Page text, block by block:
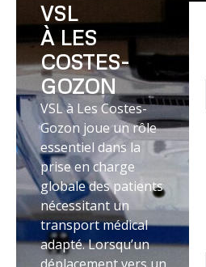
VSL
À LES
COSTES-
GOZON
VSL à Les Costes-
Gozon joue un rôle
essentiel dans la
prise en charge
globale des patients
nécessitant un
transport médical
adapté. Lorsqu’un